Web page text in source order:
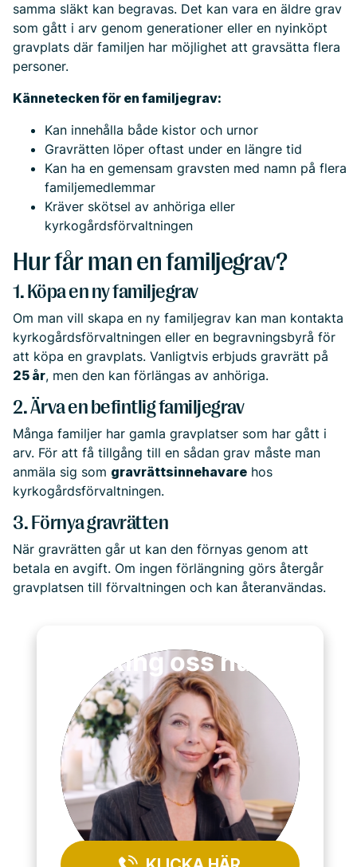
samma släkt kan begravas. Det kan vara en äldre grav
som gått i arv genom generationer eller en nyinköpt
gravplats där familjen har möjlighet att gravsätta flera
personer.
Kännetecken för en familjegrav:
Kan innehålla både kistor och urnor
Gravrätten löper oftast under en längre tid
Kan ha en gemensam gravsten med namn på flera
familjemedlemmar
Kräver skötsel av anhöriga eller
kyrkogårdsförvaltningen
Hur får man en familjegrav?
1. Köpa en ny familjegrav
Om man vill skapa en ny familjegrav kan man kontakta
kyrkogårdsförvaltningen eller en begravningsbyrå för
att köpa en gravplats. Vanligtvis erbjuds gravrätt på
25 år, men den kan förlängas av anhöriga.
2. Ärva en befintlig familjegrav
Många familjer har gamla gravplatser som har gått i
arv. För att få tillgång till en sådan grav måste man
anmäla sig som gravrättsinnehavare hos
kyrkogårdsförvaltningen.
3. Förnya gravrätten
När gravrätten går ut kan den förnyas genom att
betala en avgift. Om ingen förlängning görs återgår
gravplatsen till förvaltningen och kan återanvändas.
Ring oss nu